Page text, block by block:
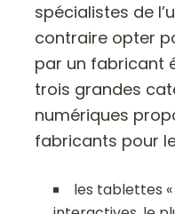
spécialistes de
contraire opter
par un fabricant
trois grandes
numériques
fabricants pour
les tablettes «